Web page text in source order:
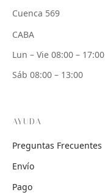
Cuenca 569
CABA
Lun – Vie 08:00 – 17:00
Sáb 08:00 – 13:00
AYUDA
Preguntas Frecuentes
Envío
Pago